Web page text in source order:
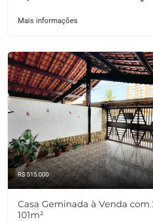
Mais informações
R$ 515.000
Casa Geminada à Venda com
101m²